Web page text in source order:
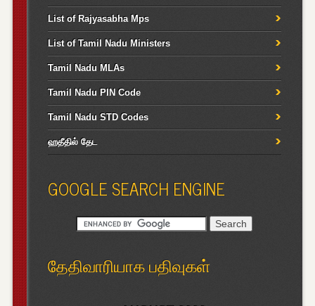
List of Rajyasabha Mps
List of Tamil Nadu Ministers
Tamil Nadu MLAs
Tamil Nadu PIN Code
Tamil Nadu STD Codes
ஹதீதில் தேட
GOOGLE SEARCH ENGINE
தேதிவாரியாக பதிவுகள்